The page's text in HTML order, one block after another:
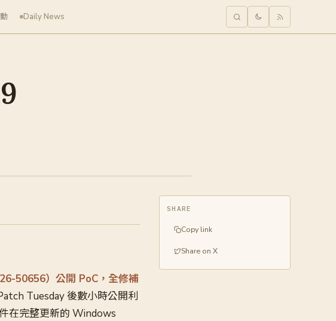
Daily News
50656）公開 PoC，全修補
Tuesday 後數小時公開利
在完整更新的 Windows
SHARE
Copy link
Share on X